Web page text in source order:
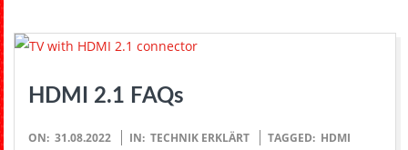
HDMI 2.1 FAQs
2022-
ON: 31.08.2022 IN: TECHNIK ERKLÄRT TAGGED: HDMI